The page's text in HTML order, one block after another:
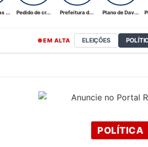
... Pedido de cr... Prefeitura d... Plano de Dav...
EM ALTA ELEIÇÕES
POLÍTICA